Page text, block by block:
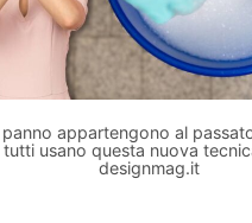
appartengono al
tutti usano questa nuova
designmag.it